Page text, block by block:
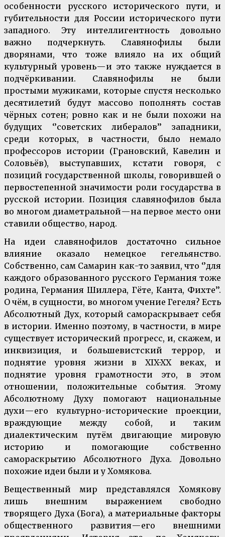
особенности русского исторического пути, и
губительности для России исторического пути
западного. Эту интеллигентность довольно
важно подчеркнуть. Славянофилы были
дворянами, что тоже влияло на их общий
культурный уровень — и это также нуждается в
подчёркивании. Славянофилы не были
простыми мужиками, которые спустя несколько
десятилетий будут массово пополнять состав
чёрных сотен; ровно как и не были похожи на
будущих ‘’советских либералов’’ западники,
среди которых, в частности, было немало
профессоров истории (Грановский, Кавелин и
Соловьёв), выступавших, кстати говоря, с
позиций государственной школы, говорившей о
первостепенной значимости роли государства в
русской истории. Позиция славянофилов была
во многом диаметральной — на первое место они
ставили общество, народ.
На идеи славянофилов достаточно сильное
влияние оказало немецкое гегельянство.
Собственно, сам Самарин как-то заявил, что ‘’для
каждого образованного русского Германия тоже
родина, Германия Шиллера, Гёте, Канта, Фихте’’.
О чём, в сущности, во многом учение Гегеля? Есть
Абсолютный Дух, который самораскрывает себя
в истории. Именно поэтому, в частности, в мире
существует исторический прогресс, и, скажем, и
инквизиция, и большевистский террор, и
поднятие уровня жизни в XIX-XX веках, и
поднятие уровня грамотности это, в этом
отношении, положительные события. Этому
Абсолютному Духу помогают национальные
духи — его культурно-исторические проекции,
враждующие между собой, и таким
диалектическим путём двигающие мировую
историю и помогающие собственно
самораскрытию Абсолютного Духа. Довольно
похожие идеи были и у Хомякова.
Вещественный мир представлялся Хомякову
лишь внешним выражением свободно
творящего Духа (Бога), а материальные факторы
общественного развития — его внешними